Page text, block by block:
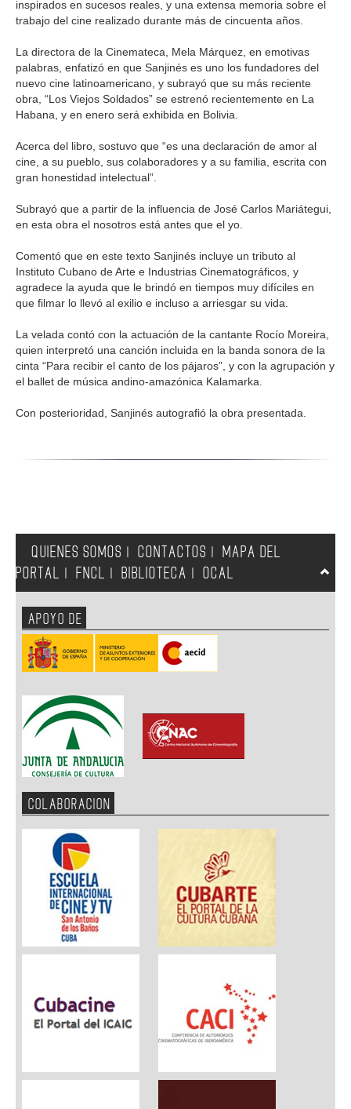
inspirados en sucesos reales, y una extensa memoria sobre el
trabajo del cine realizado durante más de cincuenta años.
La directora de la Cinemateca, Mela Márquez, en emotivas
palabras, enfatizó en que Sanjinés es uno los fundadores del
nuevo cine latinoamericano, y subrayó que su más reciente
obra, “Los Viejos Soldados” se estrenó recientemente en La
Habana, y en enero será exhibida en Bolivia.
Acerca del libro, sostuvo que “es una declaración de amor al
cine, a su pueblo, sus colaboradores y a su familia, escrita con
gran honestidad intelectual”.
Subrayó que a partir de la influencia de José Carlos Mariátegui,
en esta obra el nosotros está antes que el yo.
Comentó que en este texto Sanjinés incluye un tributo al
Instituto Cubano de Arte e Industrias Cinematográficos, y
agradece la ayuda que le brindó en tiempos muy difíciles en
que filmar lo llevó al exilio e incluso a arriesgar su vida.
La velada contó con la actuación de la cantante Rocío Moreira,
quien interpretó una canción incluida en la banda sonora de la
cinta “Para recibir el canto de los pájaros”, y con la agrupación y
el ballet de música andino-amazónica Kalamarka.
Con posterioridad, Sanjinés autografió la obra presentada.
QUIENES SOMOS CONTACTOS
MAPA DEL
PORTAL
FNCL BIBLIOTECA OCAL
APOYO DE
COLABORACION